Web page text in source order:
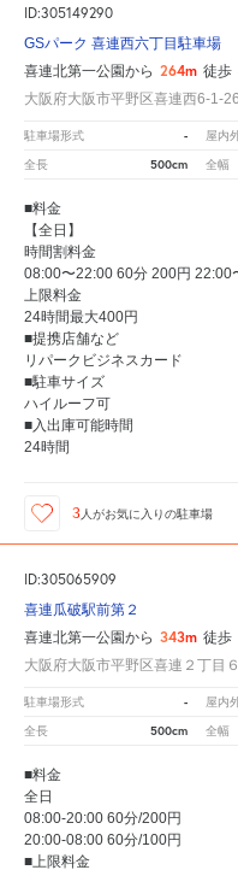
ID:305149290
GSパーク 喜連西六丁目駐車場
喜連北第一公園から 264m 徒歩
大阪府大阪市平野区喜連西6-1-26
駐車場形式 - 屋内
全長 500cm 全幅
■料金
【全日】
時間割料金
08:00〜22:00 60分 200円 22:00
上限料金
24時間最大400円
■提携店舗など
リパークビジネスカード
■駐車サイズ
ハイルーフ可
■入出庫可能時間
24時間
3人がお気に入りの駐車場
ID:305065909
喜連瓜破駅前第２
喜連北第一公園から 343m 徒歩
大阪府大阪市平野区喜連２丁目
駐車場形式 - 屋内
全長 500cm 全幅
■料金
全日
08:00-20:00 60分/200円
20:00-08:00 60分/100円
■上限料金